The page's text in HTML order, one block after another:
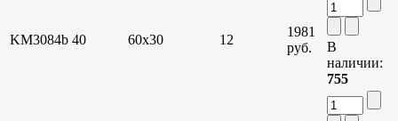
KM3084b 40 60х30 12
1981
руб.
В
наличии:
755